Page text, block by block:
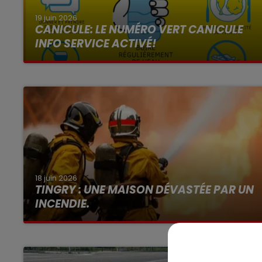
7h00 - 10h00
DEBOUT C'EST L'HEURE
19 juin 2026
CANICULE: LE NUMÉRO VERT CANICULE
INFO SERVICE ACTIVÉ!
18 juin 2026
TINGRY : UNE MAISON DÉVASTÉE PAR UN
INCENDIE.